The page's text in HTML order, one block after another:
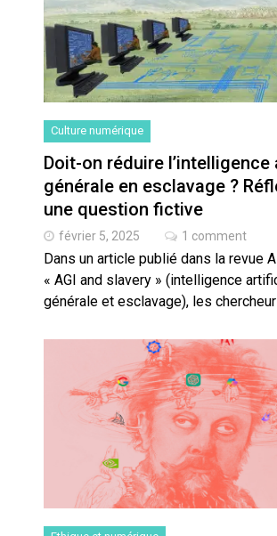
Culture numérique
Doit-on réduire
générale en esclavage ?
une question fictive
février 5, 2025 1 comment
Dans un article publié dans la revue
« AGI and slavery » (intelligence
générale et esclavage), les